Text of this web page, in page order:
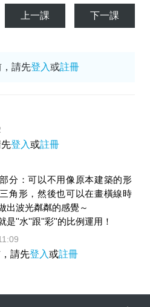
上一課 下一課
請先登入或註冊
登入或註冊
分：可以不用像原本建築的形
角形，然後也可以在畫橫線時
出波光粼粼的感覺～
是''水''跟''彩''的比例運用！
請先登入或註冊